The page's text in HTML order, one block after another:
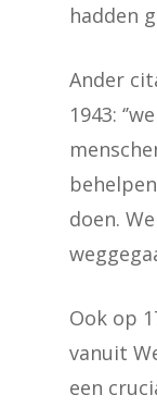
hadden
Ander
1943:
doen.
Ook op
vanuit
een